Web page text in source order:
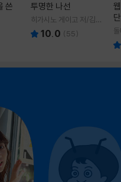
쓴
투명한 나선
히가시노 게이고 저/김선
영 역10.0 (55)